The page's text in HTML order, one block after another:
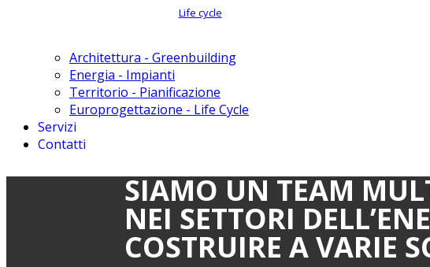
Life cycle
Architettura - Greenbuilding
Energia - Impianti
Territorio - Pianificazione
Europrogettazione - Life Cycle
Servizi
Contatti
SIAMO UN TEAM
NEI SETTORI
COSTRUIRE A VARIE